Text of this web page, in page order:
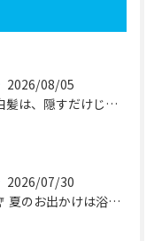
2026/08/05
白髪は、隠すだけじゃなく自分らしく活かす時代へ✨
2026/07/30
🎐 夏のお出かけは浴衣で🎐